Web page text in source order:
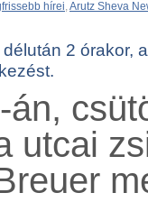
hírei,Arutz Sheva
2 órakor,
utcai